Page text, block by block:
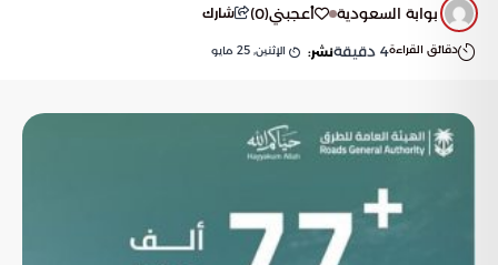
بوابة السعودية أعجبني(
0
) شارك
دقائق القراءة4 دقيقةنشر: الإثنين, 25 مايو